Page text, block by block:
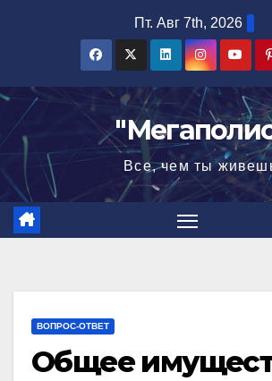
Пт. Авг 7th, 2026
Все, чем ты
ВОПРОС-ОТВЕТ
Общее